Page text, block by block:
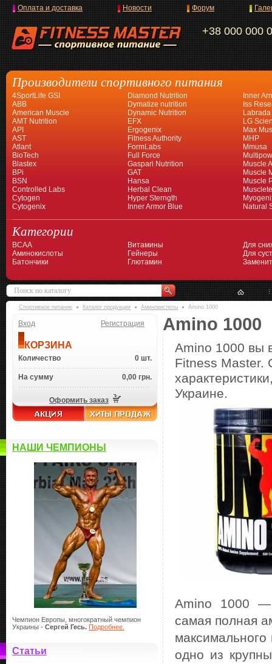
+38 000 000
Оплата и доставка Новости Форум
Производители спортивного питания
4SportLife GSI
ABB
American Muscle
AMT Nutrition
API
AST
Atlant
BioTech
Blastex
BPi
BSN
Controlled Labs
Cytogen
Cytogenix
Diamond Nutrition
Dymatize nutrition
Dynamic Nutrition
EFX
Ergogenix
Fitness Authority
FormLabs
Full Force
Gaspari Nutrition
GAT
Hansa
Herbal Clean
Hyper Sterngth
Inner Armor Blue
Inner
Iss
Labrada
LG
Max
MHP
Mmusa
Muscle
Muscle
Muscle
Natural
Категории
BCAA
Аминокислоты
Батончики
Витамины
Гейнеры
Глютамин
Для
Для
Спортивное питание Каталог продукции Аминокислоты Amino 1000
Вход Регистрация
КОРЗИНА
Количество 0 шт.
На сумму 0,00 грн.
Оформить заказ
НАШИ ЧЕМПИОНЫ
Чемпион Европы, многократный чемпион
Украины - Сергей Гесь. Подробнее.
Статьи
Amino 1000
Amino 1000 вы
Fitness Master.
Украине.
Amino 1000 —
самая полная
одно из